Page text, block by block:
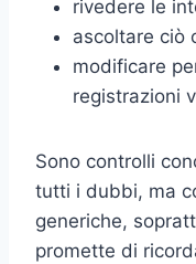
rivedere le
ascoltare ciò
modificare
registrazioni
Sono controlli
tutti i dubbi, ma
generiche,
promette di